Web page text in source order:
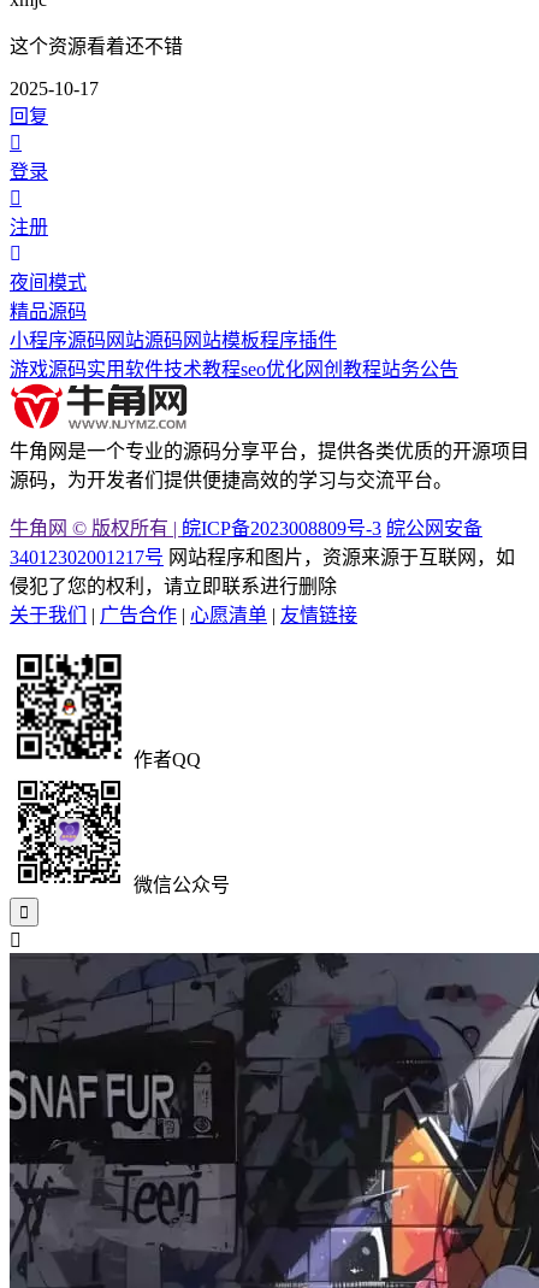
这个资源看着还不错
2025-10-17
回复
登录
注册
夜间模式
精品源码
小程序源码 网站源码 网站模板程序插件
游戏源码实用软件技术教程seo优化网创教程站务公告
牛角网是一个专业的源码分享平台，提供各类优质的开源项目
源码，为开发者们提供便捷高效的学习与交流平台。
牛角网 © 版权所有 | 皖ICP备2023008809号-3 皖公网安备
34012302001217号 网站程序和图片，资源来源于互联网，如
侵犯了您的权利，请立即联系进行删除
关于我们
| 广告合作 | 心愿清单 | 友情链接
作者QQ
微信公众号